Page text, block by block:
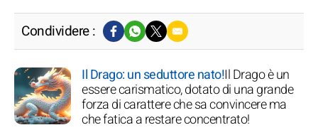
Condividere :
Il Drago: un seduttore nato!Il Drago è un
essere carismatico, dotato di una grande
forza di carattere che sa convincere ma
che fatica a restare concentrato!